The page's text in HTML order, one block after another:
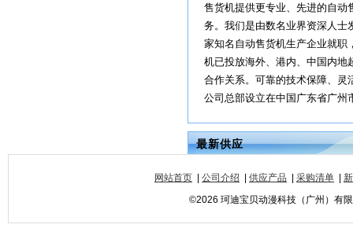
售货机提供更专业、先进的自动
务。我们是由数名业界资深人士
家知名自动售货机生产企业就职
机已投放海外、港内、中国内地
合作关系。可靠的技术保障、灵
公司总部设立在中国广东省广州
最新供应
网站首页 公司介绍 供应产品 采购清单
©2026 珂迪宝贝动漫科技（广州）有